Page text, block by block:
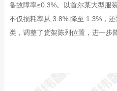
备故障率≤0.3%。以首尔某大型服
不仅损耗率从 3.8% 降至 1.3%，还
类，调整了货架陈列位置，进一步